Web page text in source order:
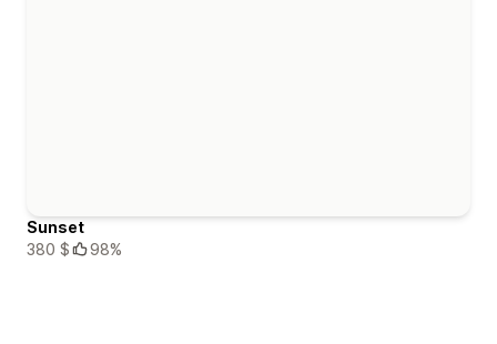
Sunset
380 $
98%